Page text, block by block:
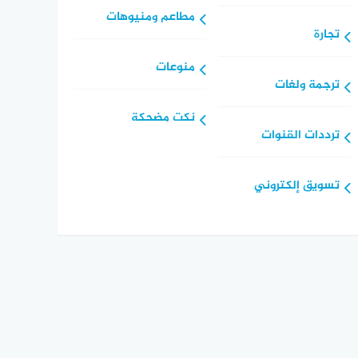
تجارة
ترجمة ولغات
ترددات القنوات
تسويق إلكتروني
مطاعم ومنيوهات
منوعات
نكت مضحكة